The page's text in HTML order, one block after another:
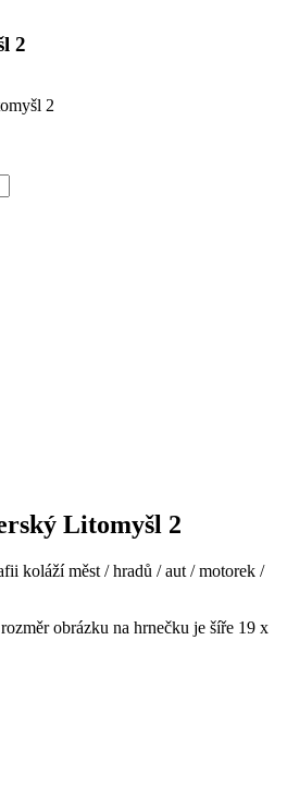
2
2
Litomyšl 2
koláží měst / hradů / aut / motorek /
obrázku na hrnečku je šíře 19 x